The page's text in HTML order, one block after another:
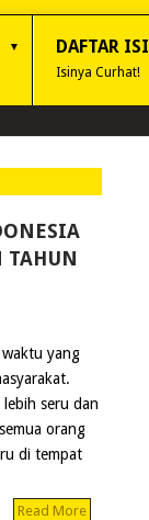
DAFTAR ISI
Isinya Curhat!
TAHUN
yang
seru dan
orang
di tempat
Read More